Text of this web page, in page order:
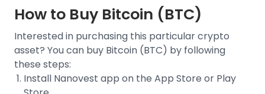
How to Buy Bitcoin (BTC)
Interested in purchasing this particular crypto
asset? You can buy Bitcoin (BTC) by following
these steps:
Install Nanovest app on the App Store or Play